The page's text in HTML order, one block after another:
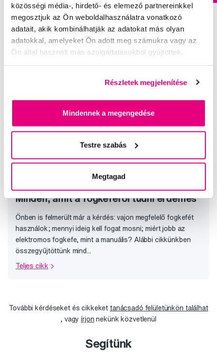
közösségi média-, hirdető- és elemező partnereinkkel
megosztjuk az Ön weboldalhasználatra vonatkozó
adatait, akik kombinálhatják az adatokat más olyan
adatokkal, amelyeket Ön adott meg számukra vagy az
Ön által használt más szolgáltatásokból gyűjtöttek.
Részletek megjelenítése
Mindennek a megengedése
Testre szabás
Megtagad
Válogatott kérdések és cikkek
Minden, amit a fogkeféről tudni érdemes
Önben is felmerült már a kérdés: vajon megfelelő fogkefét
használok; mennyi ideig kell fogat mosni; miért jobb az
elektromos fogkefe, mint a manuális? Alábbi cikkünkben
összegyűjtöttünk mind...
Teljes cikk
További kérdéseket és cikkeket tanácsadó felületünkön találhat
, vagyírjon nekünk közvetlenül
Segítünk